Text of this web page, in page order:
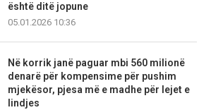
është ditë jopune
05.01.2026 10:36
Në korrik janë paguar mbi 560 milionë
denarë për kompensime për pushim
mjekësor, pjesa më e madhe për lejet e
lindjes